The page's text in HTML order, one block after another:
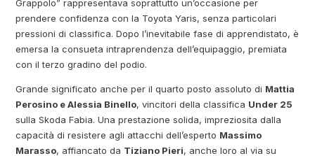
Grappolo” rappresentava soprattutto un’occasione per
prendere confidenza con la Toyota Yaris, senza particolari
pressioni di classifica. Dopo l’inevitabile fase di apprendistato, è
emersa la consueta intraprendenza dell’equipaggio, premiata
con il terzo gradino del podio.
Grande significato anche per il quarto posto assoluto di Mattia
Perosino e Alessia Binello, vincitori della classifica Under 25
sulla Skoda Fabia. Una prestazione solida, impreziosita dalla
capacità di resistere agli attacchi dell’esperto Massimo
Marasso, affiancato da Tiziano Pieri, anche loro al via su